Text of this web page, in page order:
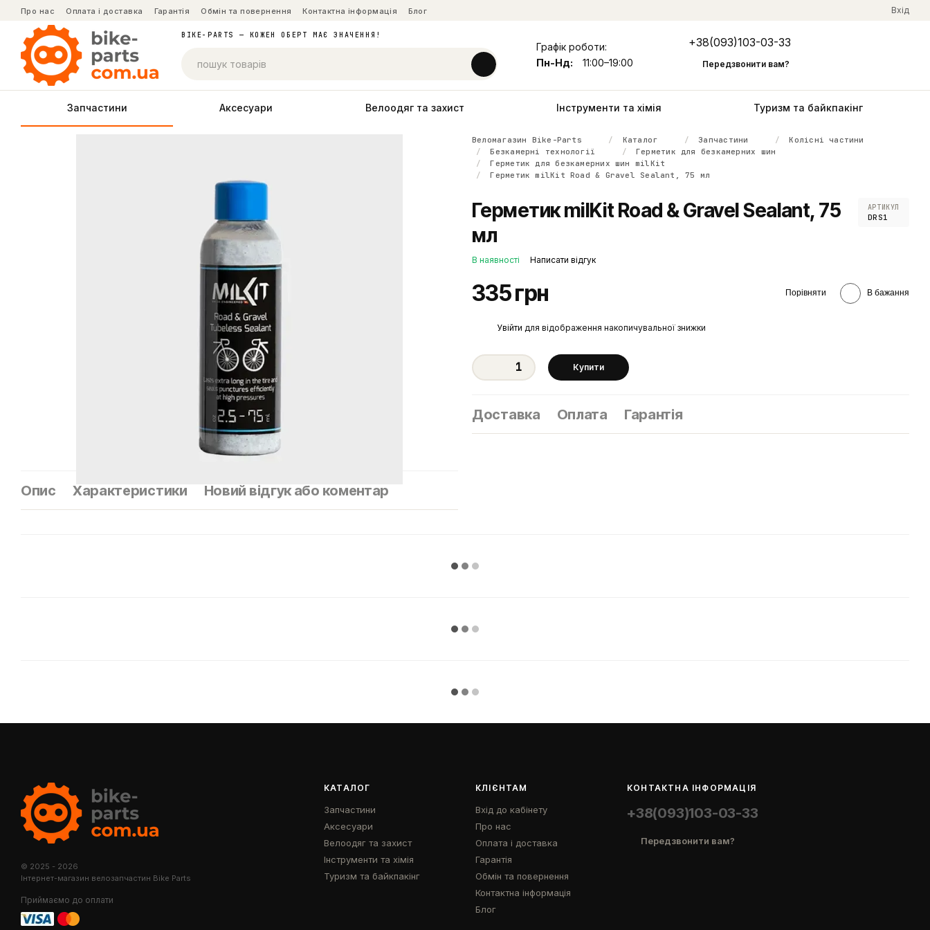
Перейти до основного контенту
Про нас Оплата і доставка Гарантія Обмін та повернення Контактна інформація Блог Вхід
BIKE-PARTS — КОЖЕН ОБЕРТ МАЄ ЗНАЧЕННЯ!
Графік роботи:
Пн-Нд:
11:00–19:00
+38(093)103-03-33
Передзвонити вам?
Запчастини Аксесуари Велоодяг та захист Інструменти та хімія Туризм та байкпакінг
Опис Характеристики Новий відгук або коментар
Веломагазин Bike-Parts Каталог Запчастини
Колісні частини
Безкамерні технології
Герметик для безкамерних шин
Герметик для безкамерних шин milKit
Герметик milKit Road & Gravel Sealant, 75 мл
Герметик milKit Road & Gravel Sealant, 75
мл
АРТИКУЛ
DRS1
В наявності Написати відгук
335 грн Порівняти В бажання
Увійти для відображення накопичувальної знижки
Купити
Доставка Оплата Гарантія
© 2025 - 2026
Інтернет-магазин велозапчастин Bike Parts
Приймаємо до оплати
КАТАЛОГ
Запчастини
Аксесуари
Велоодяг та захист
Інструменти та хімія
Туризм та байкпакінг
КЛІЄНТАМ
Вхід до кабінету
Про нас
Оплата і доставка
Гарантія
Обмін та повернення
Контактна інформація
Блог
КОНТАКТНА ІНФОРМАЦІЯ
+38(093)103-03-33
Передзвонити вам?